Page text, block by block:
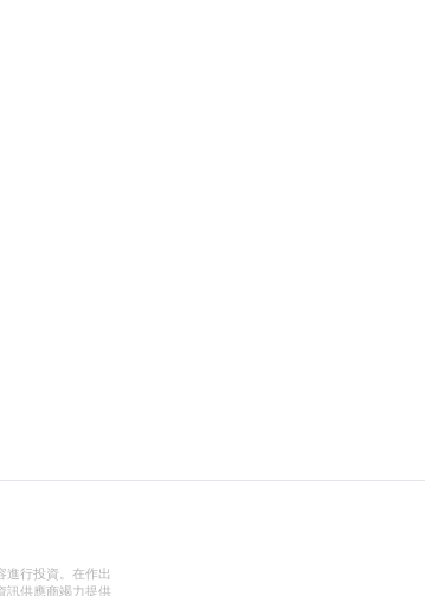
進行投資。在作出
訊供應商竭力提供